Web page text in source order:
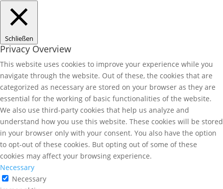
Schließen
Privacy Overview
This website uses cookies to improve your experience while you
navigate through the website. Out of these, the cookies that are
categorized as necessary are stored on your browser as they are
essential for the working of basic functionalities of the website.
We also use third-party cookies that help us analyze and
understand how you use this website. These cookies will be stored
in your browser only with your consent. You also have the option
to opt-out of these cookies. But opting out of some of these
cookies may affect your browsing experience.
Necessary
Necessary